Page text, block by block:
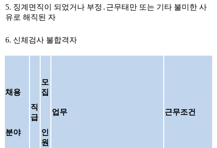
5. 징계면직이 되었거나 부정․근무태만 또는 기타 불미한 사
유로 해직된 자
6. 신체검사 불합격자
채용
분야
직
급
모
집
인
원
업무 근무조건